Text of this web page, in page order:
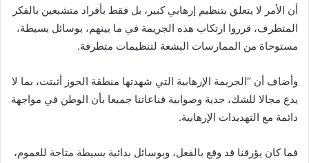
أن الأمر لا يتعلق بتنظيم إرهابي كبير، بل فقط بأفراد متشبعين بالفكر
المتطرف، قرروا ارتكاب هذه الجريمة في ما بينهم، بوسائل بسيطة،
مستوحاة من الممارسات البشعة لتنظيمات متطرفة.
وأضاف أن “الجريمة الإرهابية التي شهدتها منطقة الحوز أثبتت، بما لا
يدع مجالا للشك، جدية وصوابية قناعاتنا جميعا بأن الوطن في مواجهة
دائمة مع التهديدات الإرهابية.
فما كان يؤرقنا قد وقع بالفعل، وبوسائل بدائية بسيطة متاحة للعموم،